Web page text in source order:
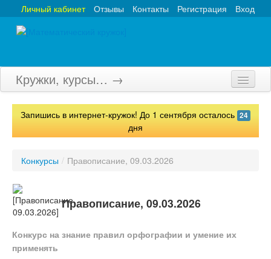
Вход
Регистрация
Контакты
Отзывы
Личный кабинет
Кружки, курсы… →
Главная
Турниры
Вебинары
Запишись в интернет-кружок! До 1 сентября осталось 24
дня
Конкурсы / Правописание, 09.03.2026
Правописание, 09.03.2026
Конкурс на знание правил орфографии и умение их
применять